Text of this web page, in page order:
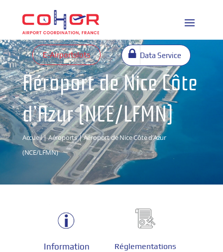
E-Airportslots Data Service
Aéroport de Nice Côte
d’Azur (NCE/LFMN)
Accueil|Aéroports| Aéroport de Nice Côte d’Azur
(NCE/LFMN)
Information
Réglementations